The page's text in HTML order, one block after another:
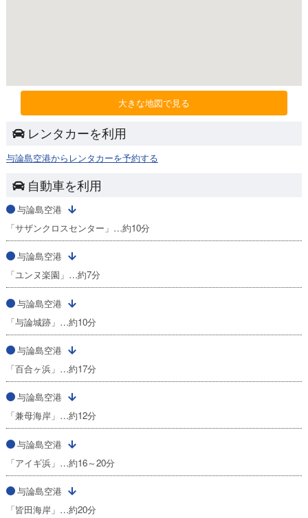
大きな地図で見る
レンタカーを利用
与論島空港からレンタカーを予約する
自動車を利用
与論島空港
「サザンクロスセンター」…約10分
与論島空港
「ユンヌ楽園」…約7分
与論島空港
「与論城跡」…約10分
与論島空港
「百合ヶ浜」…約17分
与論島空港
「兼母海岸」…約12分
与論島空港
「アイギ浜」…約16～20分
与論島空港
「皆田海岸」…約20分